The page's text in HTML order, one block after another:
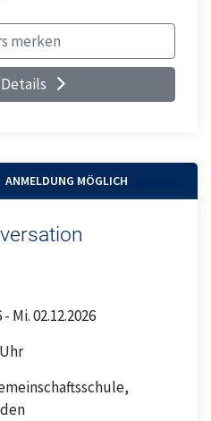
merken
ANMELDUNG MÖGLICH
- Mi.02.12.2026